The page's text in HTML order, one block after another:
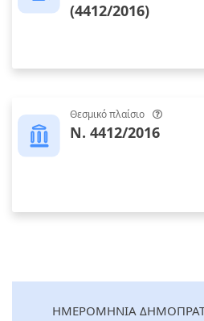
(4412/2016)
Θεσμικό πλαίσιο
Ν. 4412/2016
ΗΜΕΡΟΜΗΝΙΑ